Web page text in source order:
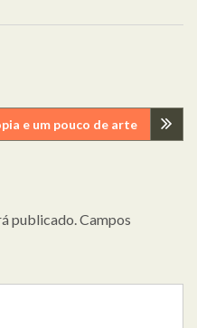
e um pouco de arte
publicado. Campos